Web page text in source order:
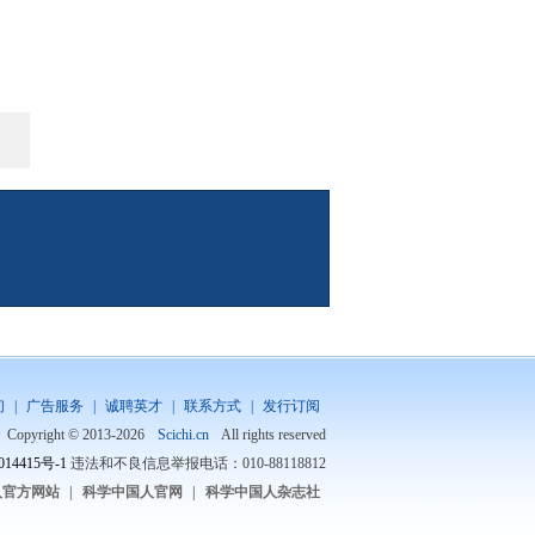
广告服务 诚聘英才 联系方式
发行订阅
Copyright © 2013-2026
Scichi.cn
All rights reserved
号-1 违法和不良信息举报电话：010-88118812
方网站 科学中国人官网 科学中国人杂志社